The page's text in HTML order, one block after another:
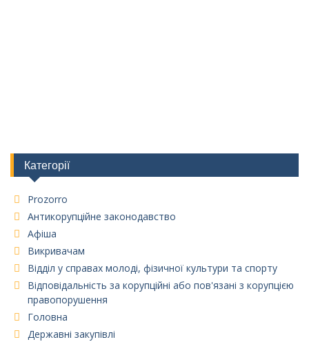
Категорії
Prozorro
Антикорупційне законодавство
Афіша
Викривачам
Відділ у справах молоді, фізичної культури та спорту
Відповідальність за корупційні або пов'язані з корупцією
правопорушення
Головна
Державні закупівлі